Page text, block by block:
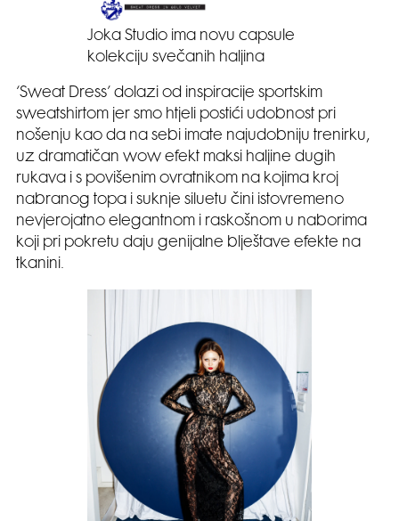
Joka Studio ima novu capsule
kolekciju svečanih haljina
‘Sweat Dress’ dolazi od inspiracije sportskim
sweatshirtom jer smo htjeli postići udobnost pri
nošenju kao da na sebi imate najudobniju trenirku,
uz dramatičan wow efekt maksi haljine dugih
rukava i s povišenim ovratnikom na kojima kroj
nabranog topa i suknje siluetu čini istovremeno
nevjerojatno elegantnom i raskošnom u naborima
koji pri pokretu daju genijalne blještave efekte na
tkanini.